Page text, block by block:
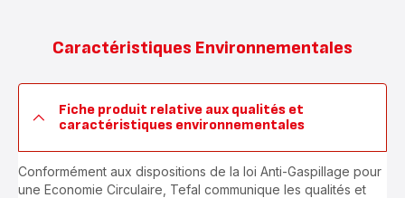
Caractéristiques Environnementales
Fiche produit relative aux qualités et
caractéristiques environnementales
Conformément aux dispositions de la loi Anti-Gaspillage pour
une Economie Circulaire, Tefal communique les qualités et